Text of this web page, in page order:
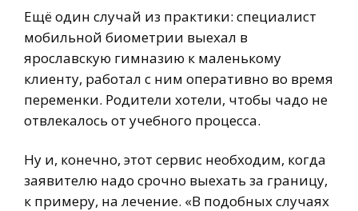
Ещё один случай из практики: специалист
мобильной биометрии выехал в
ярославскую гимназию к маленькому
клиенту, работал с ним оперативно во время
переменки. Родители хотели, чтобы чадо не
отвлекалось от учебного процесса.
Ну и, конечно, этот сервис необходим, когда
заявителю надо срочно выехать за границу,
к примеру, на лечение. «В подобных случаях